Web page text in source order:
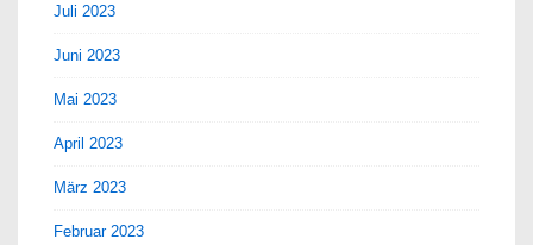
Juli 2023
Juni 2023
Mai 2023
April 2023
März 2023
Februar 2023